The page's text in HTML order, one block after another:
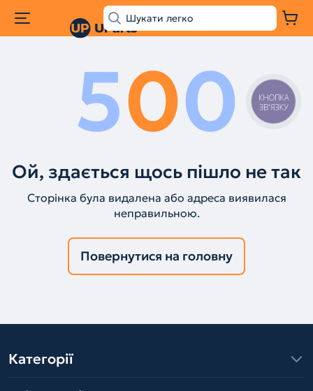
500
Ой, здається щось пішло не так
Сторінка була видалена або адреса виявилася
неправильною.
Повернутися на головну
Категорії
КНОПКА
ЗВ'ЯЗКУ